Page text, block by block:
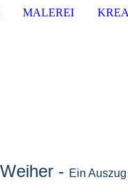
MALEREI
- Ein